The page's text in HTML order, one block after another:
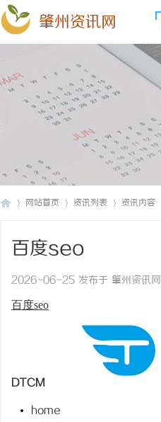
肇州资讯网
网站首页 资讯列表 资讯内容
百度seo
2026-06-25 发布于 肇州资讯网
百度seo
DTCM
home